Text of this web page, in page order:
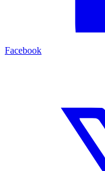
Facebook